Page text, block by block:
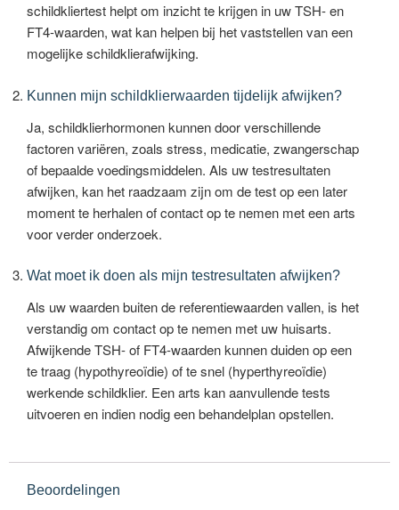
schildkliertest helpt om inzicht te krijgen in uw TSH- en
FT4-waarden, wat kan helpen bij het vaststellen van een
mogelijke schildklierafwijking.
Kunnen mijn schildklierwaarden tijdelijk afwijken?
Ja, schildklierhormonen kunnen door verschillende
factoren variëren, zoals stress, medicatie, zwangerschap
of bepaalde voedingsmiddelen. Als uw testresultaten
afwijken, kan het raadzaam zijn om de test op een later
moment te herhalen of contact op te nemen met een arts
voor verder onderzoek.
Wat moet ik doen als mijn testresultaten afwijken?
Als uw waarden buiten de referentiewaarden vallen, is het
verstandig om contact op te nemen met uw huisarts.
Afwijkende TSH- of FT4-waarden kunnen duiden op een
te traag (hypothyreoïdie) of te snel (hyperthyreoïdie)
werkende schildklier. Een arts kan aanvullende tests
uitvoeren en indien nodig een behandelplan opstellen.
Beoordelingen